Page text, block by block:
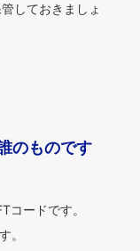
しておきましょ
のものです
コードです。
。